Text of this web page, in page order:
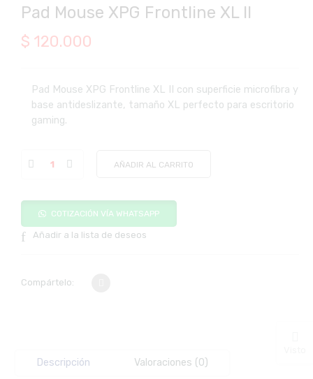
Pad Mouse XPG Frontline XL II
$ 120.000
Pad Mouse XPG Frontline XL II con superficie microfibra y
base antideslizante, tamaño XL perfecto para escritorio
gaming.
AÑADIR AL CARRITO
COTIZACIÓN VÍA WHATSAPP
Añadir a la lista de deseos
Compártelo:
Descripción Valoraciones (0)